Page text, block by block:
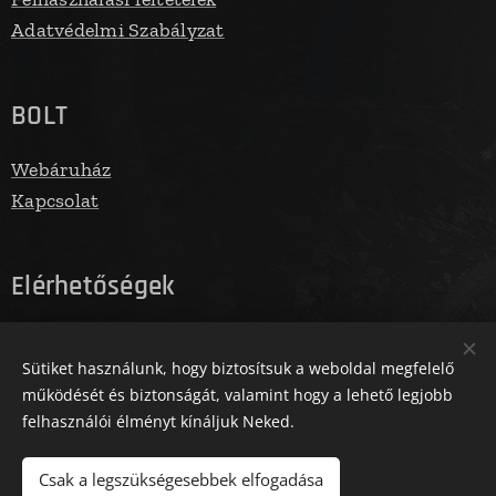
Adatvédelmi Szabályzat
BOLT
Webáruház
Kapcsolat
Elérhetőségek
Telefonszám: 06305731961
Az oldalt a Zm Media működteti
Sütiket használunk, hogy biztosítsuk a weboldal megfelelő
működését és biztonságát, valamint hogy a lehető legjobb
felhasználói élményt kínáljuk Neked.
Csak a legszükségesebbek elfogadása